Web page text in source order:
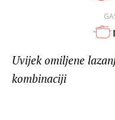
Uvijek omiljene
kombinaciji